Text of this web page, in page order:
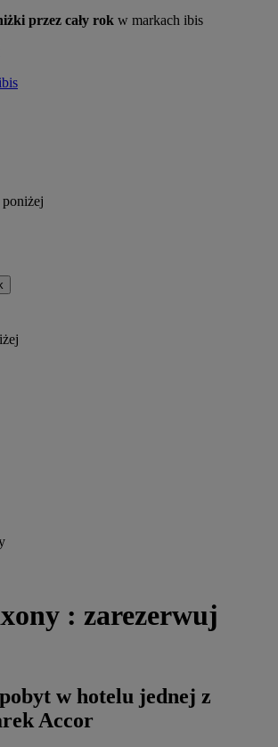
przez cały rok w markach ibis
: zarezerwuj
w hotelu jednej z
Accor